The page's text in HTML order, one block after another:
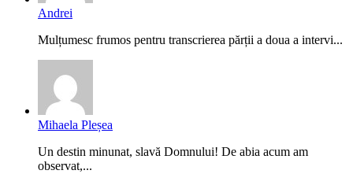
Andrei
Mulțumesc frumos pentru transcrierea părții a doua a intervi...
Mihaela Pleșea
Un destin minunat, slavă Domnului! De abia acum am
observat,...